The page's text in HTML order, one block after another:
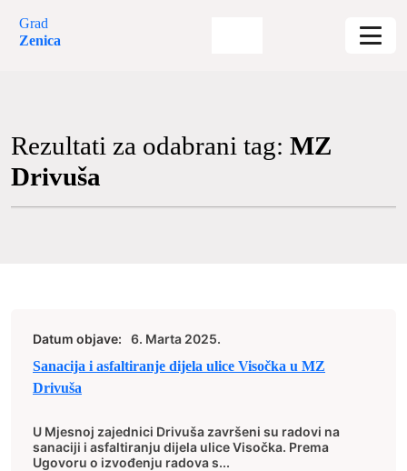
Grad
Zenica
Rezultati za odabrani tag: MZ
Drivuša
Datum objave:
6. Marta 2025.
Sanacija i asfaltiranje dijela ulice Visočka u MZ
Drivuša
U Mjesnoj zajednici Drivuša završeni su radovi na
sanaciji i asfaltiranju dijela ulice Visočka. Prema
Ugovoru o izvođenju radova s...